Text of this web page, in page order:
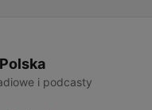
i podcasty